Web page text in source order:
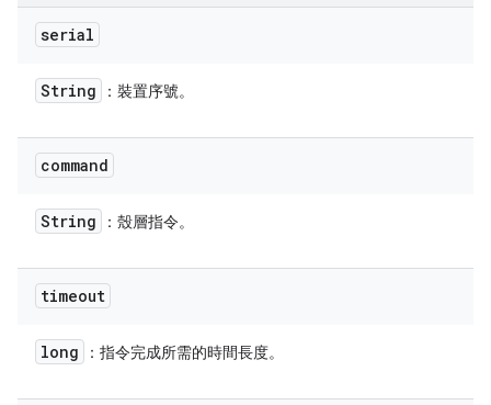
serial
String ：裝置序號。
command
String ：殼層指令。
timeout
long ：指令完成所需的時間長度。